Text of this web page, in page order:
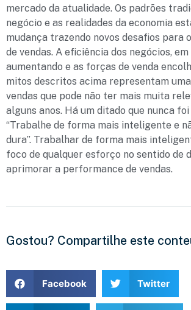
mercado da atualidade. Os padrões
negócio e as realidades da economia
mudança trazendo novos desafios para
de vendas. A eficiência dos negócios,
aumentando e as forças de venda
mitos descritos acima representam
vendas que pode não ter mais muita
alguns anos. Há um ditado que nunca
“Trabalhe de forma mais inteligente e
dura”. Trabalhar de forma mais
foco de qualquer esforço no sentido de
aprimorar a performance de vendas.
Gostou? Compartilhe este
Facebook Twitter